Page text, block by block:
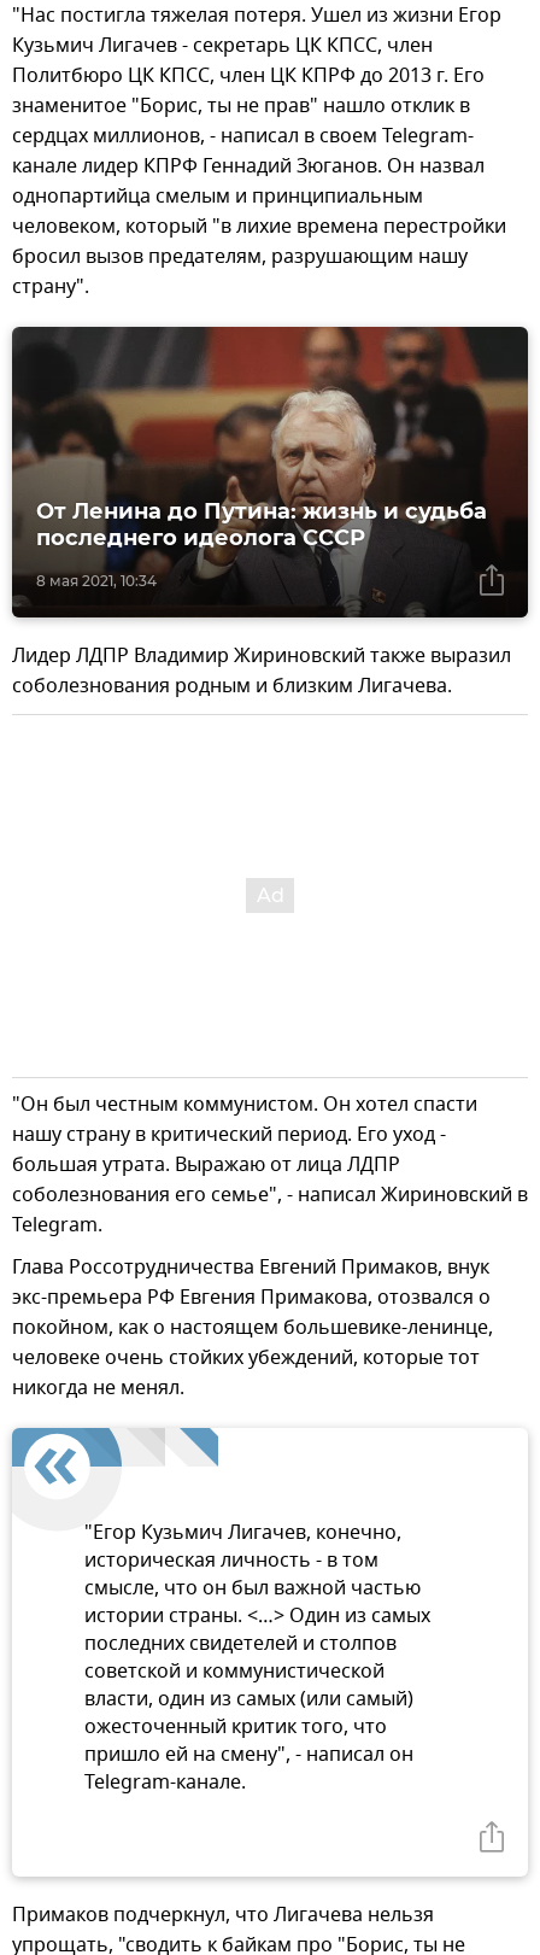
"Нас постигла тяжелая потеря. Ушел из жизни Егор
Кузьмич Лигачев - секретарь ЦК КПСС, член
Политбюро ЦК КПСС, член ЦК КПРФ до 2013 г. Его
знаменитое "Борис, ты не прав" нашло отклик в
сердцах миллионов, - написал в своем Telegram-
канале лидер КПРФ Геннадий Зюганов. Он назвал
однопартийца смелым и принципиальным
человеком, который "в лихие времена перестройки
бросил вызов предателям, разрушающим нашу
страну".
8 мая 2021, 10:34
От Ленина до Путина: жизнь и судьба
последнего идеолога СССР
Лидер ЛДПР Владимир Жириновский также выразил
соболезнования родным и близким Лигачева.
"Он был честным коммунистом. Он хотел спасти
нашу страну в критический период. Его уход -
большая утрата. Выражаю от лица ЛДПР
соболезнования его семье", - написал Жириновский в
Telegram.
Глава Россотрудничества Евгений Примаков, внук
экс-премьера РФ Евгения Примакова, отозвался о
покойном, как о настоящем большевике-ленинце,
человеке очень стойких убеждений, которые тот
никогда не менял.
"Егор Кузьмич Лигачев, конечно,
историческая личность - в том
смысле, что он был важной частью
истории страны. <…> Один из самых
последних свидетелей и столпов
советской и коммунистической
власти, один из самых (или самый)
ожесточенный критик того, что
пришло ей на смену", - написал он
Telegram-канале.
Примаков подчеркнул, что Лигачева нельзя
упрощать, "сводить к байкам про "Борис, ты не